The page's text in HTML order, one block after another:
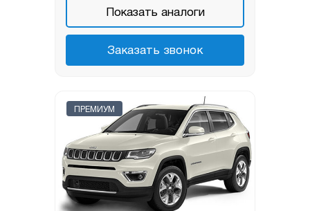
Показать аналоги
Заказать звонок
ПРЕМИУМ